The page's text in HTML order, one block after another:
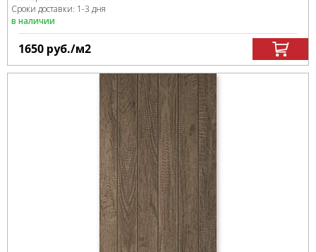
Сроки доставки: 1-3 дня
в наличии
1650 руб./м2